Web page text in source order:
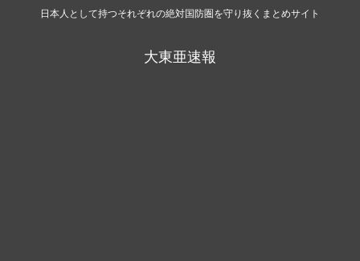
日本人として持つそれぞれの絶対国防圏を守り抜くまとめサイト
大東亜速報